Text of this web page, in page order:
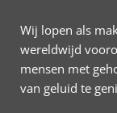
Wij lopen als
wereldwijd
mensen met
van geluid te